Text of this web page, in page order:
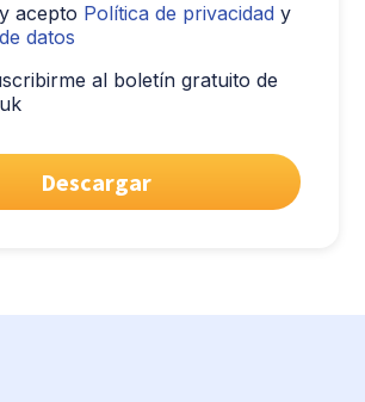
acepto Política de privacidad y
datos
al boletín gratuito de